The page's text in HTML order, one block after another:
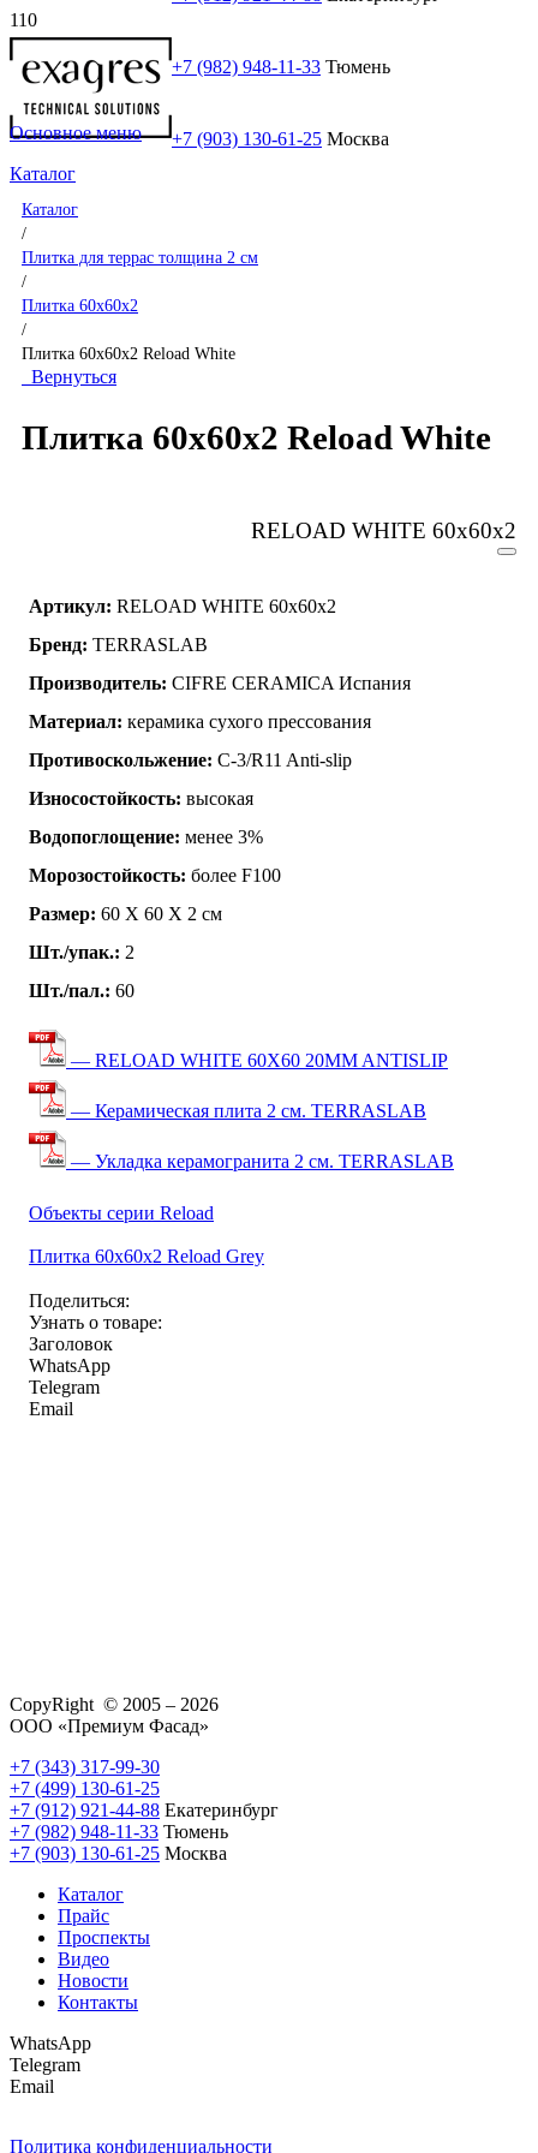
+7 (982) 948-11-33 Тюмень
+7 (903) 130-61-25 Москва
Основное меню
Каталог
Каталог
/
Плитка для террас толщина 2 см
/
Плитка 60x60x2
/
Плитка 60x60x2 Reload White
Вернуться
Плитка 60x60x2 Reload White
RELOAD WHITE 60x60x2
Артикул: RELOAD WHITE 60x60x2
Бренд: TERRASLAB
Производитель: CIFRE CERAMICA Испания
Материал: керамика сухого прессования
Противоскольжение: C-3/R11 Anti-slip
Износостойкость: высокая
Водопоглощение: менее 3%
Морозостойкость: более F100
Размер: 60 Х 60 Х 2 см
Шт./упак.: 2
Шт./пал.: 60
— RELOAD WHITE 60X60 20MM ANTISLIP
— Керамическая плита 2 см. TERRASLAB
— Укладка керамогранита 2 см. TERRASLAB
Объекты серии Reload
Плитка 60x60x2 Reload Grey
Поделиться:
Узнать о товаре:
Заголовок
WhatsApp
Telegram
Email
CopyRight © 2005 – 2026
ООО «Премиум Фасад»
+7 (343) 317-99-30
+7 (499) 130-61-25
+7 (912) 921-44-88 Екатеринбург
+7 (982) 948-11-33 Тюмень
+7 (903) 130-61-25 Москва
Каталог
Прайс
Проспекты
Видео
Новости
Контакты
WhatsApp
Telegram
Email
Политика конфиденциальности